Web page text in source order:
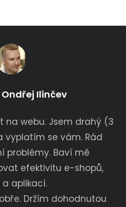
Ilinčev
na webu. Jsem drahý (3
vyplatím se vám. Rád
problémy. Baví mě
efektivitu e-shopů,
aplikací.
Držím dohodnutou